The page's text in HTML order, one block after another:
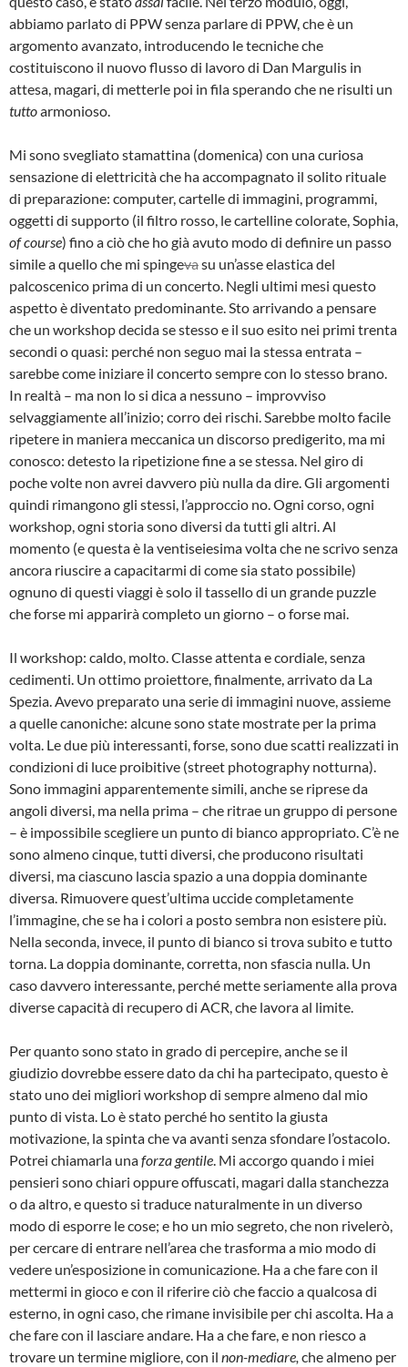
abbiamo parlato di PPW senza parlare di PPW, che è un
argomento avanzato, introducendo le tecniche che
costituiscono il nuovo flusso di lavoro di Dan Margulis in
attesa, magari, di metterle poi in fila sperando che ne risulti un
tuttoarmonioso.
Mi sono svegliato stamattina (domenica) con una curiosa
sensazione di elettricità che ha accompagnato il solito rituale
di preparazione: computer, cartelle di immagini, programmi,
oggetti di supporto (il filtro rosso, le cartelline colorate, Sophia,
of course) fino a ciò che ho già avuto modo di definire un passo
simile a quello che mi spingevasu un’asse elastica del
palcoscenico prima di un concerto. Negli ultimi mesi questo
aspetto è diventato predominante. Sto arrivando a pensare
che un workshop decida se stesso e il suo esito nei primi trenta
secondi o quasi: perché non seguo mai la stessa entrata –
sarebbe come iniziare il concerto sempre con lo stesso brano.
In realtà – ma non lo si dica a nessuno – improvviso
selvaggiamente all’inizio; corro dei rischi. Sarebbe molto facile
ripetere in maniera meccanica un discorso predigerito, ma mi
conosco: detesto la ripetizione fine a se stessa. Nel giro di
poche volte non avrei davvero più nulla da dire. Gli argomenti
quindi rimangono gli stessi, l’approccio no. Ogni corso, ogni
workshop, ogni storia sono diversi da tutti gli altri. Al
momento (e questa è la ventiseiesima volta che ne scrivo senza
ancora riuscire a capacitarmi di come sia stato possibile)
ognuno di questi viaggi è solo il tassello di un grande puzzle
che forse mi apparirà completo un giorno – o forse mai.
Il workshop: caldo, molto. Classe attenta e cordiale, senza
cedimenti. Un ottimo proiettore, finalmente, arrivato da La
Spezia. Avevo preparato una serie di immagini nuove, assieme
a quelle canoniche: alcune sono state mostrate per la prima
volta. Le due più interessanti, forse, sono due scatti realizzati in
condizioni di luce proibitive (street photography notturna).
Sono immagini apparentemente simili, anche se riprese da
angoli diversi, ma nella prima – che ritrae un gruppo di persone
– è impossibile scegliere un punto di bianco appropriato. C’è ne
sono almeno cinque, tutti diversi, che producono risultati
diversi, ma ciascuno lascia spazio a una doppia dominante
diversa. Rimuovere quest’ultima uccide completamente
l’immagine, che se ha i colori a posto sembra non esistere più.
Nella seconda, invece, il punto di bianco si trova subito e tutto
torna. La doppia dominante, corretta, non sfascia nulla. Un
caso davvero interessante, perché mette seriamente alla prova
diverse capacità di recupero di ACR, che lavora al limite.
Per quanto sono stato in grado di percepire, anche se il
giudizio dovrebbe essere dato da chi ha partecipato, questo è
stato uno dei migliori workshop di sempre almeno dal mio
punto di vista. Lo è stato perché ho sentito la giusta
motivazione, la spinta che va avanti senza sfondare l’ostacolo.
Potrei chiamarla unaforza gentile. Mi accorgo quando i miei
pensieri sono chiari oppure offuscati, magari dalla stanchezza
o da altro, e questo si traduce naturalmente in un diverso
modo di esporre le cose; e ho un mio segreto, che non rivelerò,
per cercare di entrare nell’area che trasforma a mio modo di
vedere un’esposizione in comunicazione. Ha a che fare con il
mettermi in gioco e con il riferire ciò che faccio a qualcosa di
esterno, in ogni caso, che rimane invisibile per chi ascolta. Ha a
che fare con il lasciare andare. Ha a che fare, e non riesco a
trovare un termine migliore, con il non-mediare, che almeno per